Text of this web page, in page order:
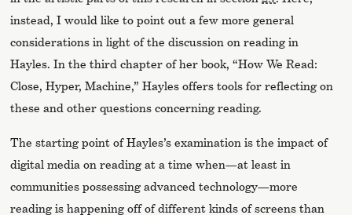
instead, I would like to point out a few more general
considerations in light of the discussion on reading in
Hayles. In the third chapter of her book, “How We Read:
Close, Hyper, Machine,” Hayles offers tools for reflecting on
these and other questions concerning reading.
The starting point of Hayles’s examination is the impact of
digital media on reading at a time when—at least in
communities possessing advanced technology—more
reading is happening off of different kinds of screens than